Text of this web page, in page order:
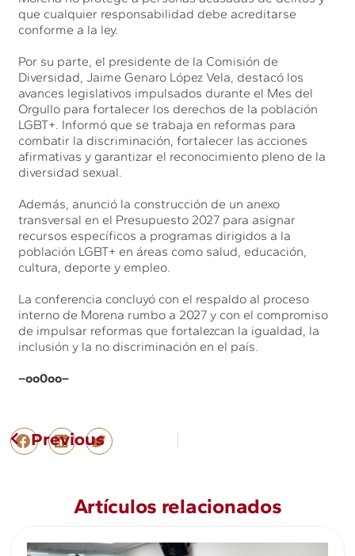
que cualquier responsabilidad debe acreditarse
conforme a la ley.
Por su parte, el presidente de la Comisión de
Diversidad, Jaime Genaro López Vela, destacó los
avances legislativos impulsados durante el Mes del
Orgullo para fortalecer los derechos de la población
LGBT+. Informó que se trabaja en reformas para
combatir la discriminación, fortalecer las acciones
afirmativas y garantizar el reconocimiento pleno de la
diversidad sexual.
Además, anunció la construcción de un anexo
transversal en el Presupuesto 2027 para asignar
recursos específicos a programas dirigidos a la
población LGBT+ en áreas como salud, educación,
cultura, deporte y empleo.
La conferencia concluyó con el respaldo al proceso
interno de Morena rumbo a 2027 y con el compromiso
de impulsar reformas que fortalezcan la igualdad, la
inclusión y la no discriminación en el país.
–oo0oo–
Previous
Artículos relacionados